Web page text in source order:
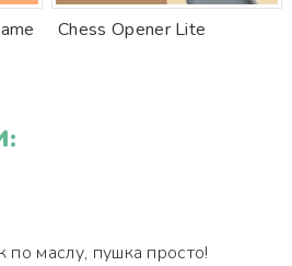
Chess Opener Lite
по маслу, пушка просто!